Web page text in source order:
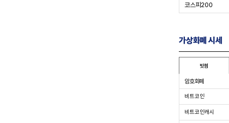
코스피200
가상화폐 시세
빗썸
암호화폐
비트코인
비트코인캐시